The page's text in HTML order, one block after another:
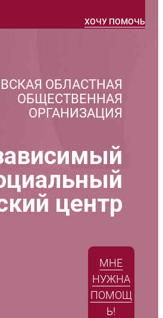
ХОЧУ ПОМОЧЬ
ОБЛАСТНАЯ
ОБЩЕСТВЕННАЯ
ОРГАНИЗАЦИЯ
центр
МНЕ
НУЖНА
ПОМОЩ
Ь!